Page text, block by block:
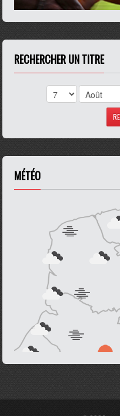
RECHERCHER UN TITRE
MÉTÉO